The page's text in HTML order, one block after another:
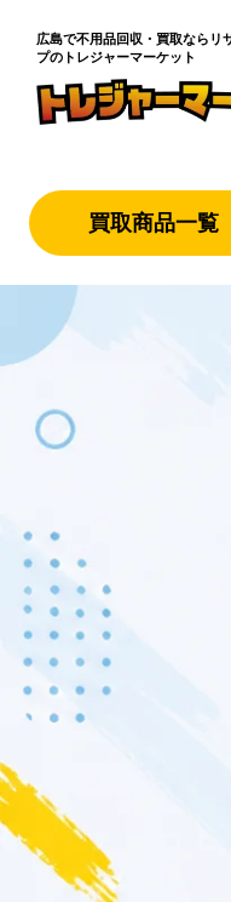
広島で不用品回収・買取なら リ
プのトレジャーマーケット
買取商品一覧